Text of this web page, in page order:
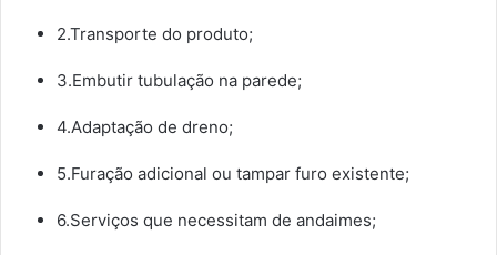
2.Transporte do produto;
3.Embutir tubulação na parede;
4.Adaptação de dreno;
5.Furação adicional ou tampar furo existente;
6.Serviços que necessitam de andaimes;